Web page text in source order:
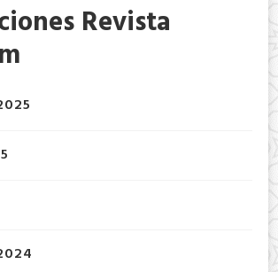
Revista